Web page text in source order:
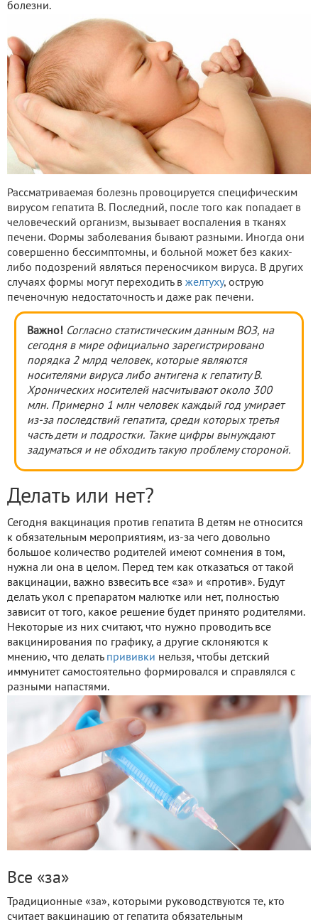
болезни.
Рассматриваемая болезнь провоцируется специфическим
вирусом гепатита В. Последний, после того как попадает в
человеческий организм, вызывает воспаления в тканях
печени. Формы заболевания бывают разными. Иногда они
совершенно бессимптомны, и больной может без каких-
либо подозрений являться переносчиком вируса. В других
случаях формы могут переходить в желтуху, острую
печеночную недостаточность и даже рак печени.
Важно! Согласно статистическим данным ВОЗ, на
сегодня в мире официально зарегистрировано
порядка 2 млрд человек, которые являются
носителями вируса либо антигена к гепатиту В.
Хронических носителей насчитывают около 300
млн. Примерно 1 млн человек каждый год умирает
из-за последствий гепатита, среди которых третья
часть дети и подростки. Такие цифры вынуждают
задуматься и не обходить такую проблему стороной.
Делать или нет?
Сегодня вакцинация против гепатита В детям не относится
к обязательным мероприятиям, из-за чего довольно
большое количество родителей имеют сомнения в том,
нужна ли она в целом. Перед тем как отказаться от такой
вакцинации, важно взвесить все «за» и «против». Будут
делать укол с препаратом малютке или нет, полностью
зависит от того, какое решение будет принято родителями.
Некоторые из них считают, что нужно проводить все
вакцинирования по графику, а другие склоняются к
мнению, что делать прививки нельзя, чтобы детский
иммунитет самостоятельно формировался и справлялся с
разными напастями.
Все «за»
Традиционные «за», которыми руководствуются те, кто
считает вакцинацию от гепатита обязательным